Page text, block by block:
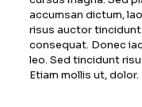
accumsan dictum,
risus auctor
consequat. Donec
leo. Sed tincidunt
Etiam mollis ut, dolor.